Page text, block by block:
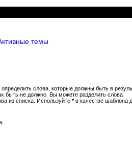
темы
определить слова, которые должны быть в
быть не должно. Вы можете разделить слова
из списка. Используйте *в качестве шаблона